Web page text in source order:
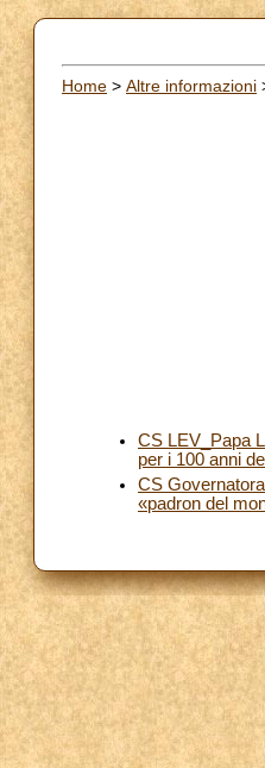
Home > Altre informazioni
CS LEV_Papa
per i 100 anni
CS
«padron del